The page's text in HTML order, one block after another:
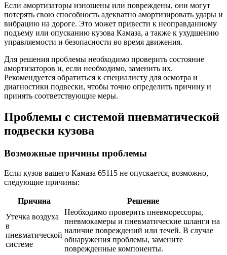
Если амортизаторы изношены или повреждены, они могут
потерять свою способность адекватно амортизировать удары и
вибрацию на дороге. Это может привести к неоправданному
подъему или опусканию кузова Камаза, а также к ухудшению
управляемости и безопасности во время движения.
Для решения проблемы необходимо проверить состояние
амортизаторов и, если необходимо, заменить их.
Рекомендуется обратиться к специалисту для осмотра и
диагностики подвески, чтобы точно определить причину и
принять соответствующие меры.
Проблемы с системой пневматической
подвески кузова
Возможные причины проблемы
Если кузов вашего Камаза 65115 не опускается, возможно,
следующие причины:
Причина
Решение
Утечка воздуха
в
пневматической
системе
Необходимо проверить пневморессоры,
пневмокамеры и пневматические шланги на
наличие повреждений или течей. В случае
обнаружения проблемы, замените
поврежденные компоненты.